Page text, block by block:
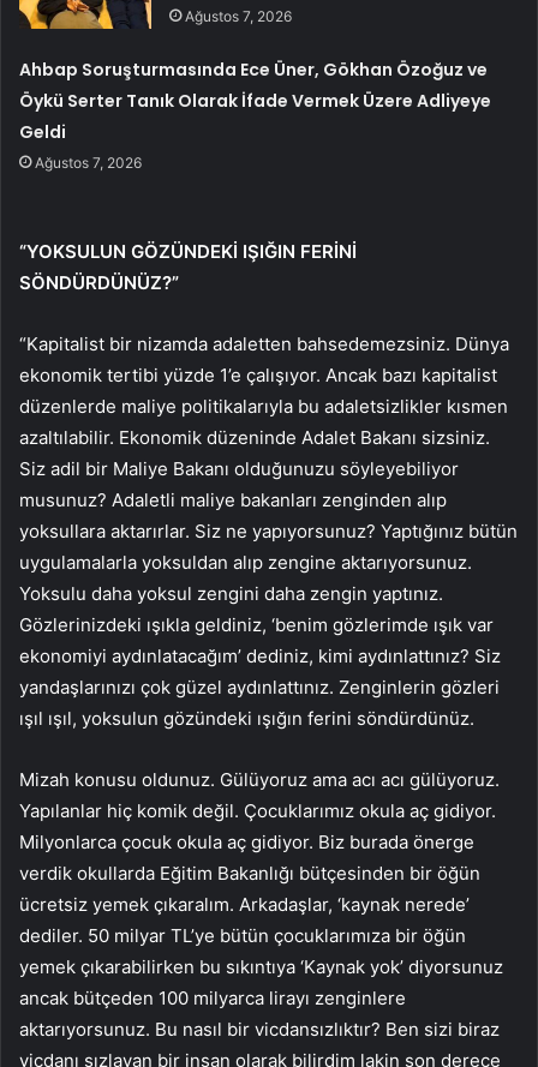
Ağustos 7, 2026
Ahbap Soruşturmasında Ece Üner, Gökhan Özoğuz ve
Öykü Serter Tanık Olarak İfade Vermek Üzere Adliyeye
Geldi
Ağustos 7, 2026
“YOKSULUN GÖZÜNDEKİ IŞIĞIN FERİNİ
SÖNDÜRDÜNÜZ?”
“Kapitalist bir nizamda adaletten bahsedemezsiniz. Dünya
ekonomik tertibi yüzde 1’e çalışıyor. Ancak bazı kapitalist
düzenlerde maliye politikalarıyla bu adaletsizlikler kısmen
azaltılabilir. Ekonomik düzeninde Adalet Bakanı sizsiniz.
Siz adil bir Maliye Bakanı olduğunuzu söyleyebiliyor
musunuz? Adaletli maliye bakanları zenginden alıp
yoksullara aktarırlar. Siz ne yapıyorsunuz? Yaptığınız bütün
uygulamalarla yoksuldan alıp zengine aktarıyorsunuz.
Yoksulu daha yoksul zengini daha zengin yaptınız.
Gözlerinizdeki ışıkla geldiniz, ‘benim gözlerimde ışık var
ekonomiyi aydınlatacağım’ dediniz, kimi aydınlattınız? Siz
yandaşlarınızı çok güzel aydınlattınız. Zenginlerin gözleri
ışıl ışıl, yoksulun gözündeki ışığın ferini söndürdünüz.
Mizah konusu oldunuz. Gülüyoruz ama acı acı gülüyoruz.
Yapılanlar hiç komik değil. Çocuklarımız okula aç gidiyor.
Milyonlarca çocuk okula aç gidiyor. Biz burada önerge
verdik okullarda Eğitim Bakanlığı bütçesinden bir öğün
ücretsiz yemek çıkaralım. Arkadaşlar, ‘kaynak nerede’
dediler. 50 milyar TL’ye bütün çocuklarımıza bir öğün
yemek çıkarabilirken bu sıkıntıya ‘Kaynak yok’ diyorsunuz
ancak bütçeden 100 milyarca lirayı zenginlere
aktarıyorsunuz. Bu nasıl bir vicdansızlıktır? Ben sizi biraz
vicdanı sızlayan bir insan olarak bilirdim lakin son derece